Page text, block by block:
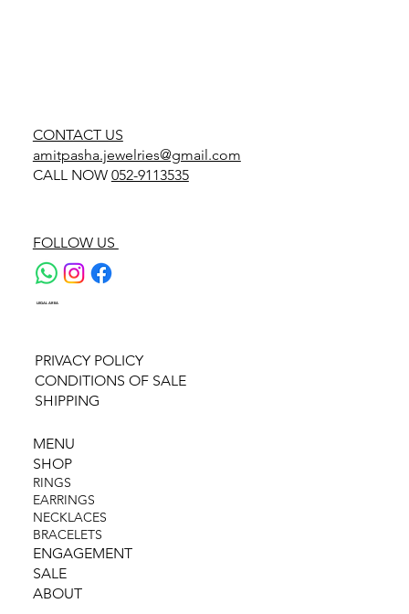
LEGAL AREA
PRIVACY POLICY
CONDITIONS OF SALE
SHIPPING
CONTACT US
amitpasha.jewelries@gmail.com
CALL NOW 052-9113535
FOLLOW US
MENU
SHOP
RINGS
EARRINGS
NECKLACES
BRACELETS
ENGAGEMENT
SALE
ABOUT